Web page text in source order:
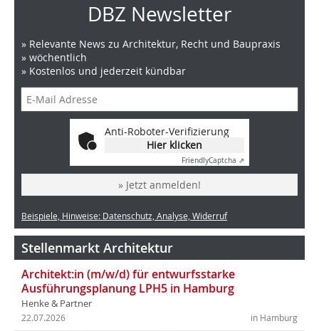
DBZ Newsletter
» Relevante News zu Architektur, Recht und Baupraxis
» wöchentlich
» Kostenlos und jederzeit kündbar
Anti-Roboter-Verifizierung
Hier klicken
FriendlyCaptcha ⇗
» Jetzt anmelden!
Beispiele, Hinweise: Datenschutz, Analyse, Widerruf
Stellenmarkt Architektur
Architekt:in (m/w/d) für entwurfsstarke
Ausführungsplanung LPH5 in Hamburg
Henke & Partner
in Hamburg
22.07.2026